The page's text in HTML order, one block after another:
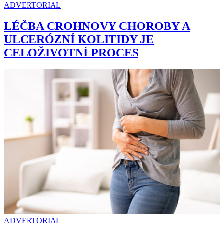
ADVERTORIAL
LÉČBA CROHNOVY CHOROBY A
ULCERÓZNÍ KOLITIDY JE
CELOŽIVOTNÍ PROCES
ADVERTORIAL